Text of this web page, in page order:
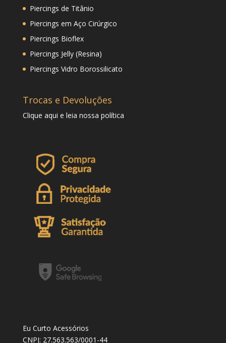
Piercings de Titânio
Piercings em Aço Cirúrgico
Piercings Bioflex
Piercings Jelly (Resina)
Piercings Vidro Borossilicato
Trocas e Devoluções
Clique aqui e leia nossa política
Eu Curto Acessórios
CNPJ: 27.563.563/0001-44